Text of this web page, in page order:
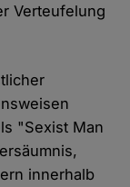
Verteufelung
"Sexist Man
innerhalb